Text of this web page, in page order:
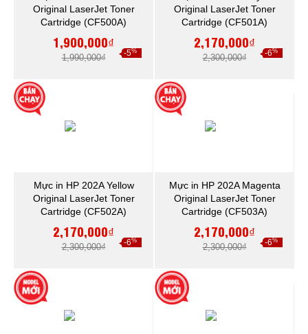
Original LaserJet Toner
Cartridge (CF500A)
1,900,000₫
1,990,000₫ -5%
Original LaserJet Toner
Cartridge (CF501A)
2,170,000₫
2,300,000₫ -6%
Mực in HP 202A Yellow
Original LaserJet Toner
Cartridge (CF502A)
2,170,000₫
2,300,000₫ -6%
Mực in HP 202A Magenta
Original LaserJet Toner
Cartridge (CF503A)
2,170,000₫
2,300,000₫ -6%